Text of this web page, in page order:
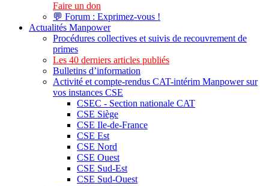
Faire un don
💬 Forum : Exprimez-vous !
Actualités Manpower
Procédures collectives et suivis de recouvrement de
primes
Les 40 derniers articles publiés
Bulletins d’information
Activité et compte-rendus CAT-intérim Manpower sur
vos instances CSE
CSEC - Section nationale CAT
CSE Siège
CSE Ile-de-France
CSE Est
CSE Nord
CSE Ouest
CSE Sud-Est
CSE Sud-Ouest